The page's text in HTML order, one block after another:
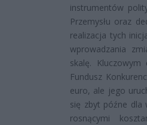
instrumentów
Przemysłu oraz
realizacja tych
wprowadzania
skalę.
Fundusz
euro, ale jego
się zbyt późne dla
rosnącymi